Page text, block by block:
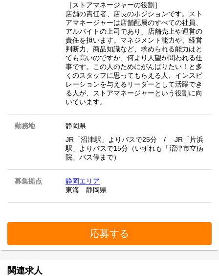
［ストアマネージャーの役割］
店舗の責任者、店長のポジションです。スト
アマネージャーは店舗配属のすべての社員、
アルバイトの上司であり、店舗売上や運営の
責任を担います。マネジメント能力や、経営
判断力、商品知識など、求められる能力はと
ても高いのですが、何より人望が問われる仕
事です。この人のためにがんばりたい！と多
くのスタッフに思ってもらえる人、インスピ
レーションを与えるリーダーとして活躍でき
る人が、ストアマネージャーという役割に向
いています。
勤務地
静岡県
JR「沼津駅」よりバスで25分 / JR「片浜
駅」よりバスで15分（いずれも「沼津市立病
院」バス停まで）
募集拠点
静岡エリア
東海 静岡県
応募する
関連求人